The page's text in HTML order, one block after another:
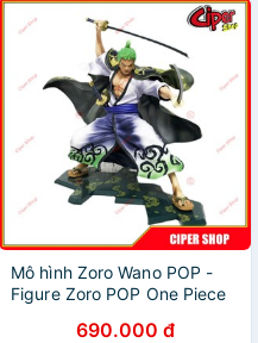
Mô hình Zoro Wano POP -
Figure Zoro POP One Piece
690.000 đ